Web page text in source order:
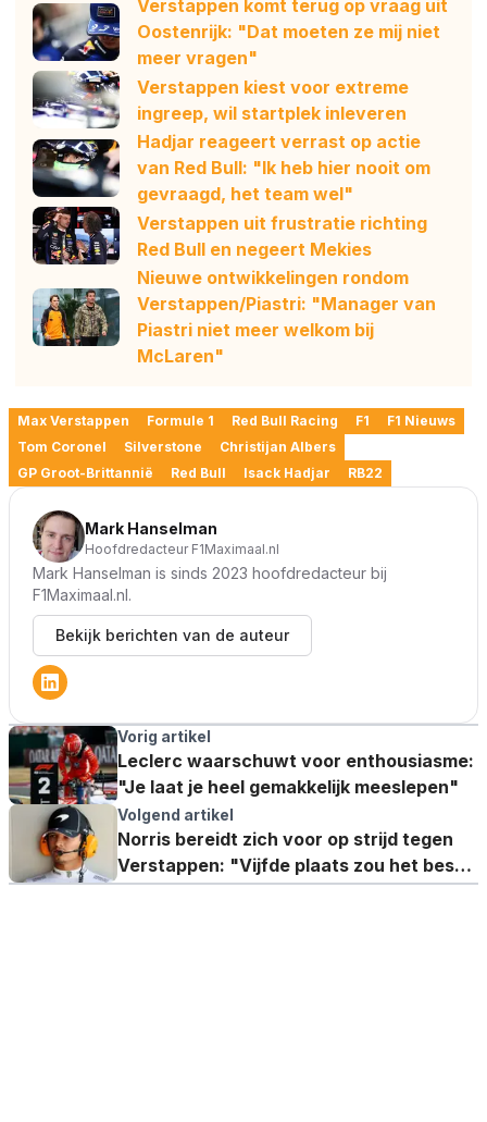
Verstappen komt terug op vraag uit
Oostenrijk: "Dat moeten ze mij niet
meer vragen"
Verstappen kiest voor extreme
ingreep, wil startplek inleveren
Hadjar reageert verrast op actie
van Red Bull: "Ik heb hier nooit om
gevraagd, het team wel"
Verstappen uit frustratie richting
Red Bull en negeert Mekies
Nieuwe ontwikkelingen rondom
Verstappen/Piastri: "Manager van
Piastri niet meer welkom bij
McLaren"
Max Verstappen Formule 1 Red Bull Racing F1
F1 Nieuws
Tom Coronel
Silverstone
Christijan Albers
GP Groot-Brittannië
Red Bull Isack Hadjar RB22
Mark Hanselman
Hoofdredacteur F1Maximaal.nl
Mark Hanselman is sinds 2023 hoofdredacteur bij
F1Maximaal.nl.
Bekijk berichten van de auteur
Vorig artikel
Leclerc waarschuwt voor enthousiasme:
"Je laat je heel gemakkelijk meeslepen"
Volgend artikel
Norris bereidt zich voor op strijd tegen
Verstappen: "Vijfde plaats zou het beste
zijn”